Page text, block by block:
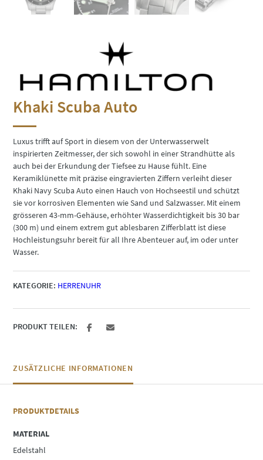
Khaki Scuba Auto
Luxus trifft auf Sport in diesem von der Unterwasserwelt
inspirierten Zeitmesser, der sich sowohl in einer Strandhütte als
auch bei der Erkundung der Tiefsee zu Hause fühlt. Eine
Keramiklünette mit präzise eingravierten Ziffern verleiht dieser
Khaki Navy Scuba Auto einen Hauch von Hochseestil und schützt
sie vor korrosiven Elementen wie Sand und Salzwasser. Mit einem
grösseren 43-mm-Gehäuse, erhöhter Wasserdichtigkeit bis 30 bar
(300 m) und einem extrem gut ablesbaren Zifferblatt ist diese
Hochleistungsuhr bereit für all Ihre Abenteuer auf, im oder unter
Wasser.
KATEGORIE: HERRENUHR
PRODUKT TEILEN:
ZUSÄTZLICHE INFORMATIONEN
PRODUKTDETAILS
MATERIAL
Edelstahl